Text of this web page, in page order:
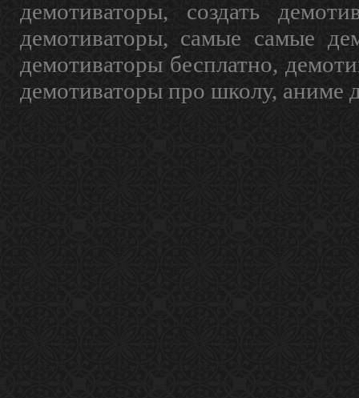
демотиваторы, создать
демотиваторы, самые самые
демотиваторы бесплатно,
демотиваторы про школу, аниме